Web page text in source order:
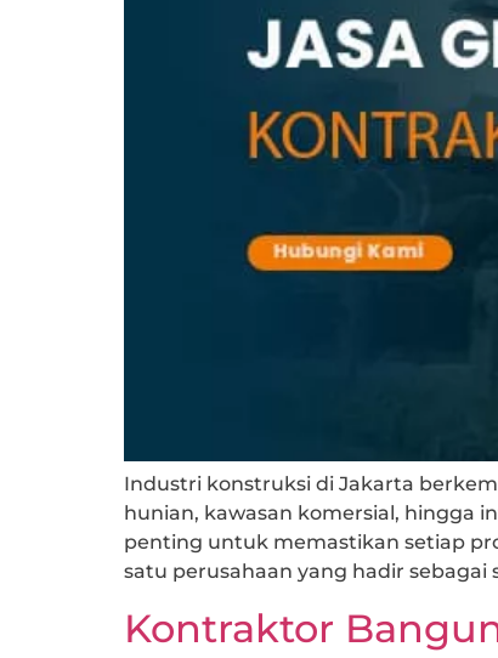
Industri konstruksi di Jakarta
hunian, kawasan komersial, hingga
penting untuk memastikan setiap
satu perusahaan yang hadir sebagai
Kontraktor